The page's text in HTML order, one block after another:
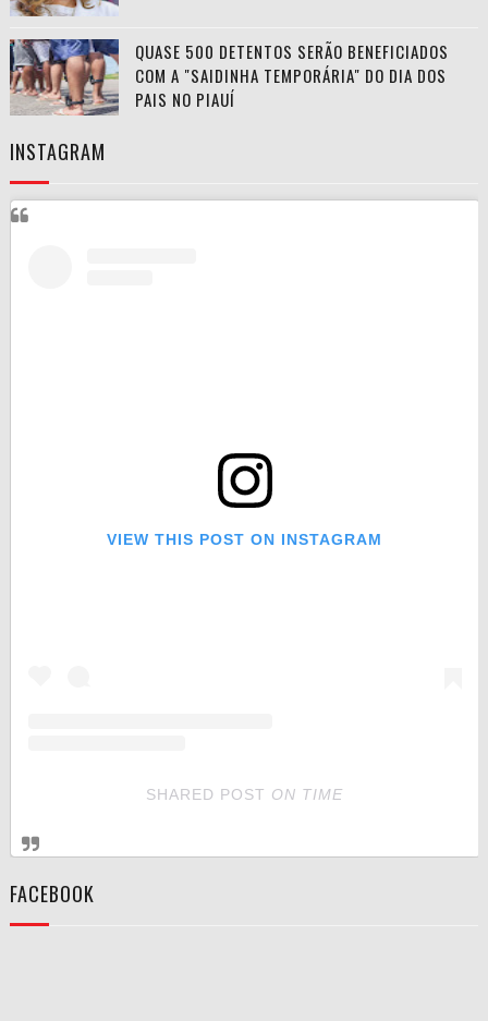
QUASE 500 DETENTOS SERÃO BENEFICIADOS
COM A "SAIDINHA TEMPORÁRIA" DO DIA DOS
PAIS NO PIAUÍ
INSTAGRAM
VIEW THIS POST ON INSTAGRAM
SHARED POST ON TIME
FACEBOOK